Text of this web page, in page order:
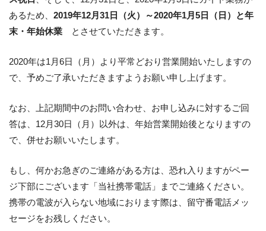
あるため、 2019年12月31日（火）～2020年1月5日（日）と年
末・年始休業 とさせていただきます。
2020年は1月6日（月）より平常どおり営業開始いたしますの
で、予めご了承いただきますようお願い申し上げます。
なお、上記期間中のお問い合わせ、お申し込みに対するご回
答は、12月30日（月）以外は、年始営業開始後となりますの
で、併せお願いいたします。
もし、何かお急ぎのご連絡がある方は、恐れ入りますがペー
ジ下部にございます「当社携帯電話」までご連絡ください。
携帯の電波が入らない地域におります際は、留守番電話メッ
セージをお残しください。